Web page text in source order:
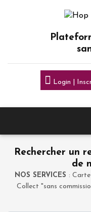
Login |
Rechercher un
de
NOS SERVICES :
Collect "sans